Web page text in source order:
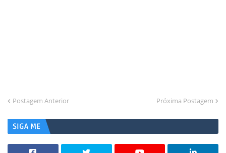
Postagem Anterior Próxima Postagem
SIGA ME